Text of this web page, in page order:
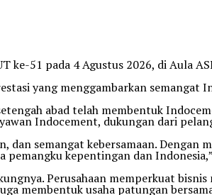
51 pada 4 Agustus 2026, di Aula
yang menggambarkan
abad telah membentuk
Indocement, dukungan dari
semangat kebersamaan. Dengan
kepentingan dan
Perusahaan memperkuat
membentuk usaha patungan